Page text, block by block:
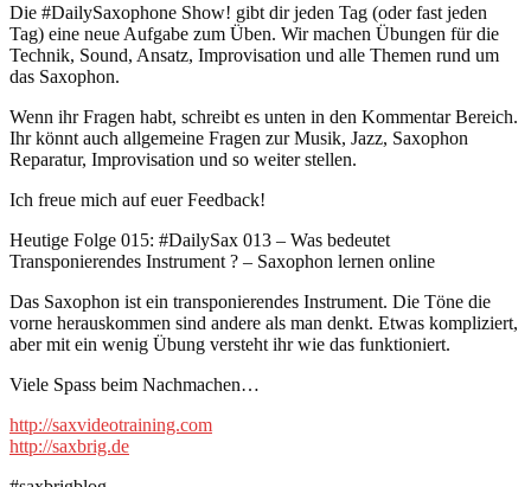
Die #DailySaxophone Show! gibt dir jeden Tag (oder fast jeden
Tag) eine neue Aufgabe zum Üben. Wir machen Übungen für die
Technik, Sound, Ansatz, Improvisation und alle Themen rund um
das Saxophon.
Wenn ihr Fragen habt, schreibt es unten in den Kommentar Bereich.
Ihr könnt auch allgemeine Fragen zur Musik, Jazz, Saxophon
Reparatur, Improvisation und so weiter stellen.
Ich freue mich auf euer Feedback!
Heutige Folge 015: #DailySax 013 – Was bedeutet
Transponierendes Instrument ? – Saxophon lernen online
Das Saxophon ist ein transponierendes Instrument. Die Töne die
vorne herauskommen sind andere als man denkt. Etwas kompliziert,
aber mit ein wenig Übung versteht ihr wie das funktioniert.
Viele Spass beim Nachmachen…
http://saxvideotraining.com
http://saxbrig.de